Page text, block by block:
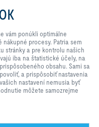
vám ponúkli
webových
cookies, ktoré
prevádzku
našich
ako aj tie, ktoré
na štatistické
nastavenia
obsahu. Sami sa
na základe
vám ponúkli optimálne
procesy. Patria sem
stránky a pre kontrolu našich
iba na štatistické účely, na
obsahu. Sami sa
a prispôsobiť nastavenia
nastavení nemusia byť
môžete samozrejme